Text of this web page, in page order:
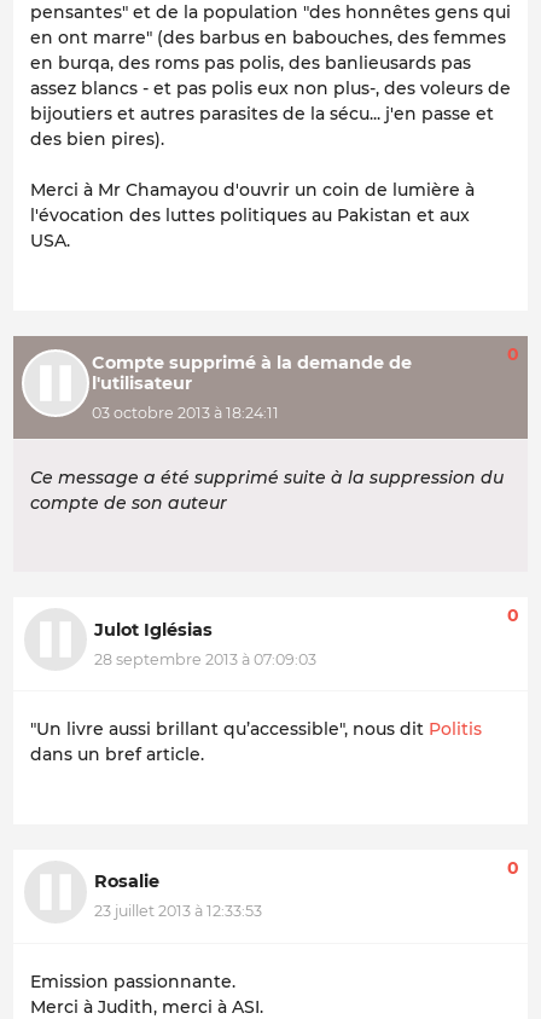
pensantes" et de la population "des honnêtes gens qui
en ont marre" (des barbus en babouches, des femmes
en burqa, des roms pas polis, des banlieusards pas
assez blancs - et pas polis eux non plus-, des voleurs de
bijoutiers et autres parasites de la sécu... j'en passe et
des bien pires).
Merci à Mr Chamayou d'ouvrir un coin de lumière à
l'évocation des luttes politiques au Pakistan et aux
USA.
Compte supprimé à la demande de
l'utilisateur
03 octobre 2013 à 18:24:11
0
Ce message a été supprimé suite à la suppression du
compte de son auteur
Julot Iglésias
28 septembre 2013 à 07:09:03
0
"Un livre aussi brillant qu’accessible", nous dit Politis
dans un bref article.
Rosalie
23 juillet 2013 à 12:33:53
0
Emission passionnante.
Merci à Judith, merci à ASI.